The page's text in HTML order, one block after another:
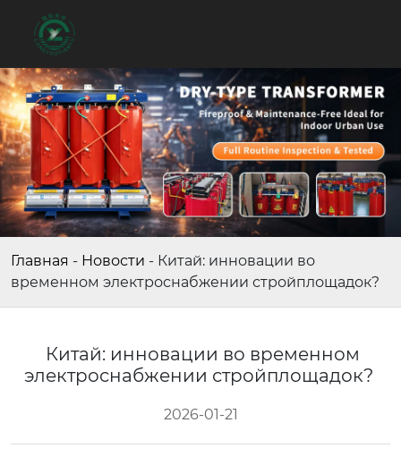
Главная - Новости - Китай: инновации во
временном электроснабжении стройплощадок?
Китай: инновации во временном
электроснабжении стройплощадок?
2026-01-21